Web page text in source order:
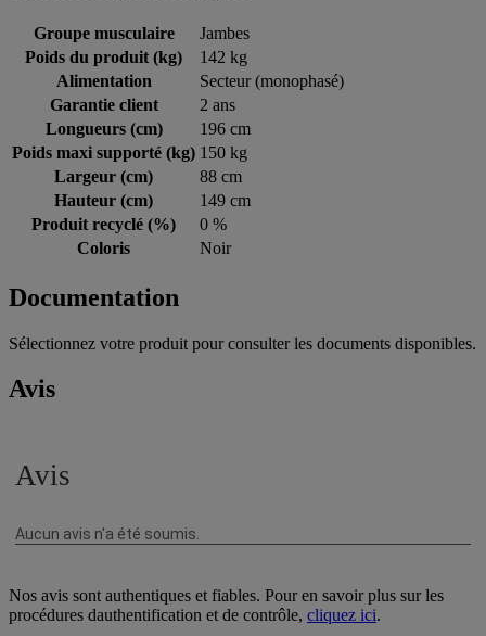
Groupe musculaire
Jambes
Poids du produit (kg)
142 kg
Alimentation
Secteur (monophasé)
Garantie client
2 ans
Longueurs (cm)
196 cm
Poids maxi supporté (kg) 150 kg
Largeur (cm)
88 cm
Hauteur (cm)
149 cm
Produit recyclé (%)
0 %
Coloris
Noir
Documentation
Sélectionnez votre produit pour consulter les documents disponibles.
Avis
Nos avis sont authentiques et fiables. Pour en savoir plus sur les
procédures dauthentification et de contrôle, cliquez ici.